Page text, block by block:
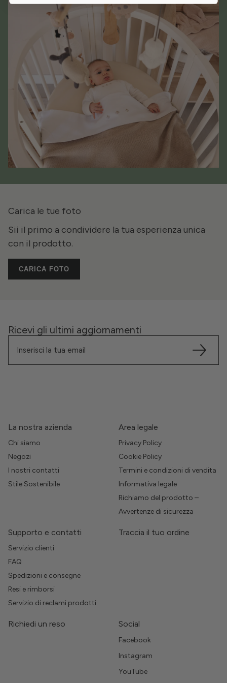
Carica le tue foto
Sii il primo a condividere la tua esperienza unica
con il prodotto.
CARICA FOTO
Ricevi gli ultimi aggiornamenti
La nostra azienda
Chi siamo
Negozi
I nostri contatti
Stile Sostenibile
Area legale
Privacy Policy
Cookie Policy
Termini e condizioni di vendita
Informativa legale
Richiamo del prodotto –
Avvertenze di sicurezza
Supporto e contatti
Servizio clienti
FAQ
Spedizioni e consegne
Resi e rimborsi
Servizio di reclami prodotti
Traccia il tuo ordine
Richiedi un reso Social
Facebook
Instagram
YouTube